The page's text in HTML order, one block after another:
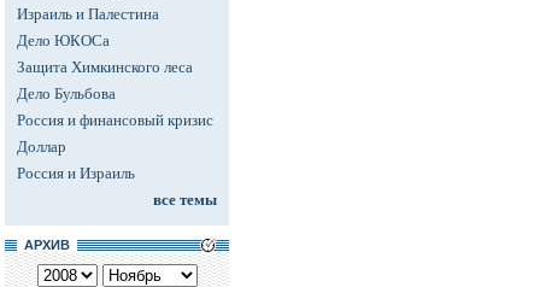
Израиль и Палестина
Дело ЮКОСа
Защита Химкинского леса
Дело Бульбова
Россия и финансовый кризис
Доллар
Россия и Израиль
все темы
АРХИВ